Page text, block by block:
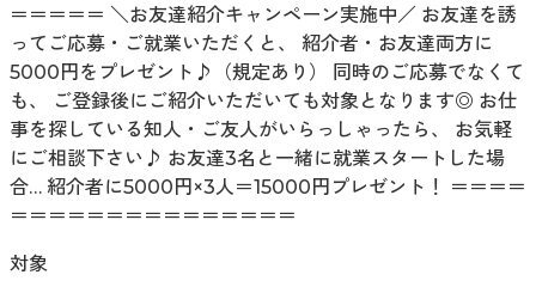
＝＝＝＝＝ ＼お友達紹介キャンペーン実施中／ お友達を誘
ってご応募・ご就業いただくと、 紹介者・お友達両方に
5000円をプレゼント♪（規定あり） 同時のご応募でなくて
も、 ご登録後にご紹介いただいても対象となります◎ お仕
事を探している知人・ご友人がいらっしゃったら、 お気軽
にご相談下さい♪ お友達3名と一緒に就業スタートした場
合… 紹介者に5000円×3人＝15000円プレゼント！ ＝＝＝＝
＝＝＝＝＝＝＝＝＝＝＝＝＝＝＝
対象